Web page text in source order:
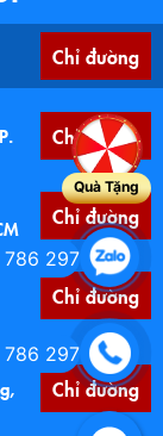
Chỉ đường
Chỉ đường
Chỉ đường
Chỉ đường
Chỉ đường
Quà Tặng
297
297